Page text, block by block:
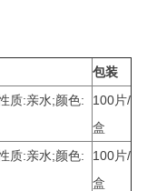
包装
质:亲水;颜色:
100片/
盒
质:亲水;颜色:
100片/
盒